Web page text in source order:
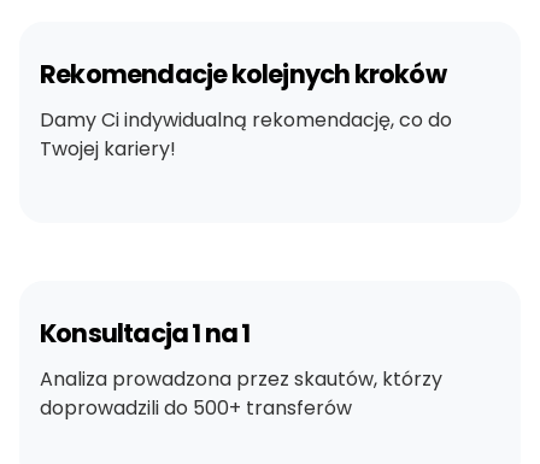
Rekomendacje kolejnych kroków
Damy Ci indywidualną rekomendację, co do
Twojej kariery!
Konsultacja 1 na 1
Analiza prowadzona przez skautów, którzy
doprowadzili do 500+ transferów